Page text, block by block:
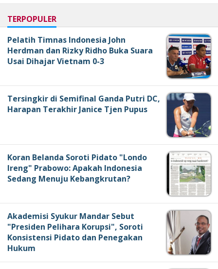
TERPOPULER
Pelatih Timnas Indonesia John
Herdman dan Rizky Ridho Buka Suara
Usai Dihajar Vietnam 0-3
Tersingkir di Semifinal Ganda Putri DC,
Harapan Terakhir Janice Tjen Pupus
Koran Belanda Soroti Pidato "Londo
Ireng" Prabowo: Apakah Indonesia
Sedang Menuju Kebangkrutan?
Akademisi Syukur Mandar Sebut
"Presiden Pelihara Korupsi", Soroti
Konsistensi Pidato dan Penegakan
Hukum